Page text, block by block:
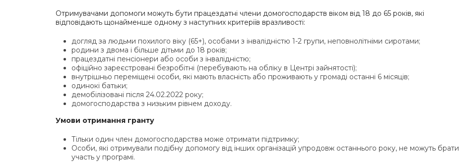
Отримувачами допомоги можуть бути працездатні члени домогосподарств віком від 18 до 65 років, які
відповідають щонайменше одному з наступних критеріїв вразливості:
⁠догляд за людьми похилого віку (65+), особами з інвалідністю 1-2 групи, неповнолітніми сиротами;
родини з двома і більше дітьми до 18 років;
працездатні пенсіонери або особи з інвалідністю;
офіційно зареєстровані безробітні (перебувають на обліку в Центрі зайнятості);
⁠внутрішньо переміщені особи, які мають власність або проживають у громаді останні 6 місяців;
⁠одинокі батьки;
демобілізовані після 24.02.2022 року;
домогосподарства з низьким рівнем доходу.
Умови отримання гранту
Тільки один член домогосподарства може отримати підтримку;
Особи, які отримували подібну допомогу від інших організацій упродовж останнього року, не можуть брати
участь у програмі.